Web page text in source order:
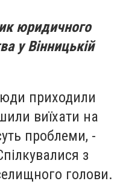
юридичного
у Вінницькій
приходили
виїхати на
проблеми, -
з
голови.